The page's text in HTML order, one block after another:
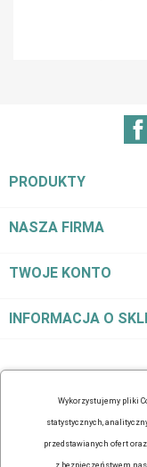
PRODUKTY
NASZA FIRMA
TWOJE KONTO
INFORMACJA O
Wykorzystujemy pliki
statystycznych,
przedstawianych ofert
z bezpieczeństwem